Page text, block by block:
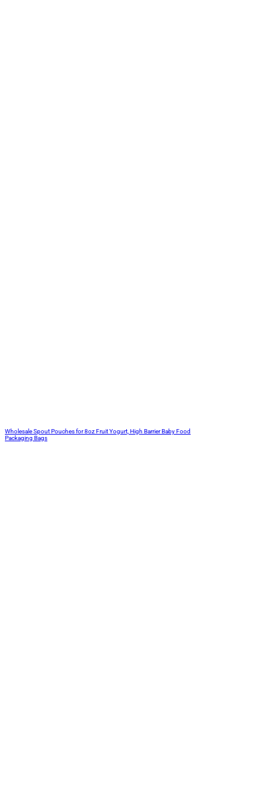
Wholesale Spout Pouches for 8oz Fruit Yogurt, High Barrier Baby Food
Packaging Bags